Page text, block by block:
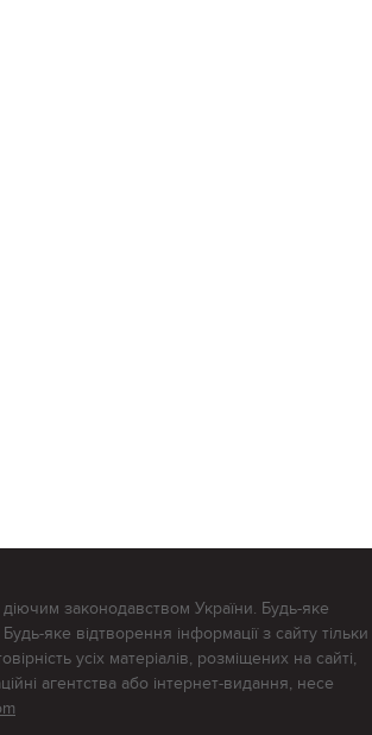
законодавством України. Будь-яке
яке відтворення інформації з сайту тільки
усіх матеріалів, розміщених на сайті,
агентства або інтернет-видання, несе